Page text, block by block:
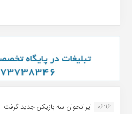
06:16 ایرانجوان سه بازیکن جدید گرفت...